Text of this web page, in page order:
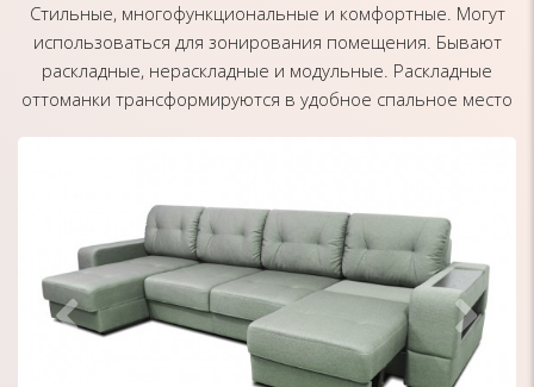
Стильные, многофункциональные и комфортные. Могут
использоваться для зонирования помещения. Бывают
раскладные, нераскладные и модульные. Раскладные
оттоманки трансформируются в удобное спальное место